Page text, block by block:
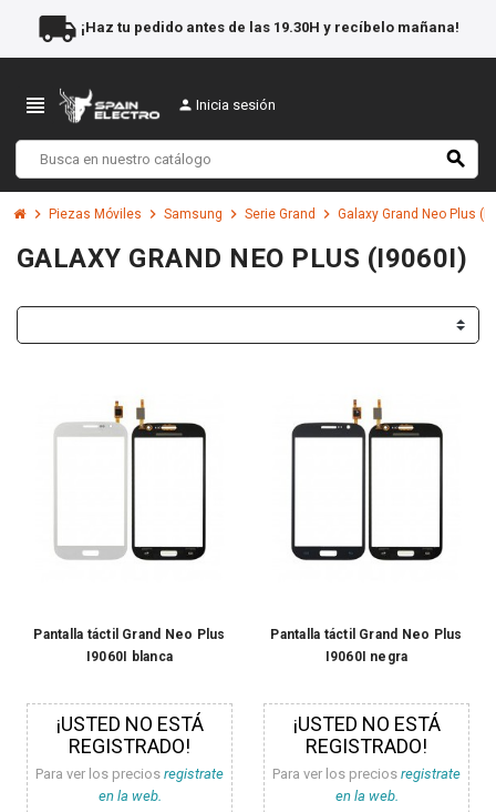
local_shipping ¡Haz tu pedido antes de las 19.30H y recíbelo mañana!
view_headline person Inicia sesión
search
chevron_right Piezas Móviles chevron_right Samsung chevron_right Serie Grand chevron_right Galaxy Grand Neo Plus
GALAXY GRAND NEO PLUS (I9060I)
Pantalla táctil Grand Neo Plus
I9060I blanca
¡USTED NO ESTÁ
REGISTRADO!
Para ver los precios registrate
en la web.
Pantalla táctil Grand Neo Plus
I9060I negra
¡USTED NO ESTÁ
REGISTRADO!
Para ver los precios registrate
en la web.